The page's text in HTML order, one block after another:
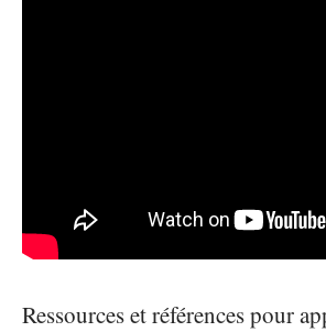
Ressources et références pour